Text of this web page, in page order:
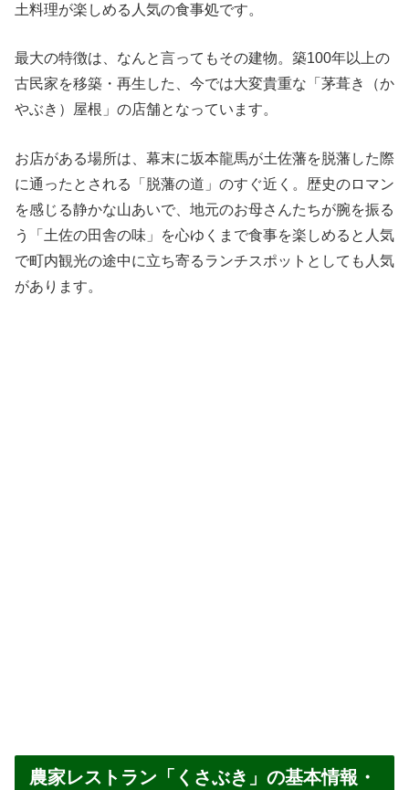
土料理が楽しめる人気の食事処です。
最大の特徴は、なんと言ってもその建物。築100年以上の
古民家を移築・再生した、今では大変貴重な「茅葺き（か
やぶき）屋根」の店舗となっています。
お店がある場所は、幕末に坂本龍馬が土佐藩を脱藩した際
に通ったとされる「脱藩の道」のすぐ近く。歴史のロマン
を感じる静かな山あいで、地元のお母さんたちが腕を振る
う「土佐の田舎の味」を心ゆくまで食事を楽しめると人気
で町内観光の途中に立ち寄るランチスポットとしても人気
があります。
農家レストラン「くさぶき」の基本情報・